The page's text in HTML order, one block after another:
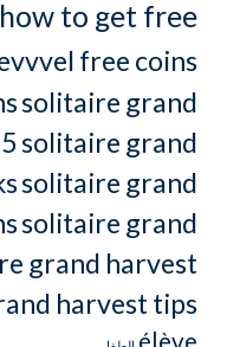
how to get free
free coins
solitaire grand
solitaire grand
solitaire grand
solitaire grand
grand harvest
harvest tips
élève